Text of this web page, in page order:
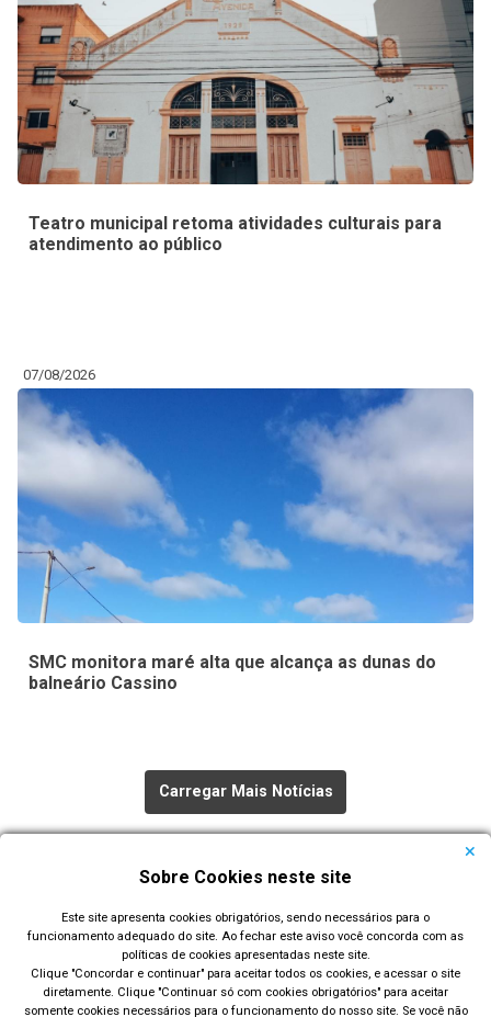
Teatro municipal retoma atividades culturais para
atendimento ao público
07/08/2026
SMC monitora maré alta que alcança as dunas do
balneário Cassino
Carregar Mais Notícias
Sobre Cookies neste site
Este site apresenta cookies obrigatórios, sendo necessários para o
funcionamento adequado do site. Ao fechar este aviso você concorda com as
políticas de cookies apresentadas neste site.
Clique "Concordar e continuar" para aceitar todos os cookies, e acessar o site
diretamente. Clique "Continuar só com cookies obrigatórios" para aceitar
somente cookies necessários para o funcionamento do nosso site. Se você não
Prefeitura Municipal de Rio Grande